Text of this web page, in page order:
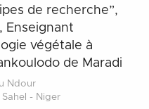
de recherche”,
Enseignant
végétale à
de Maradi
Ndour
- Niger